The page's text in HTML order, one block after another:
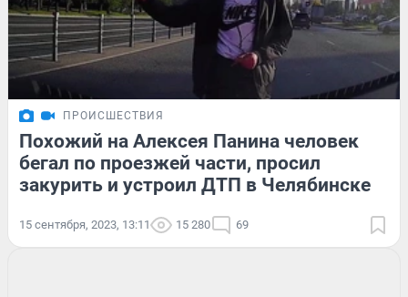
ПРОИСШЕСТВИЯ
Похожий на Алексея Панина человек
бегал по проезжей части, просил
закурить и устроил ДТП в Челябинске
15 сентября, 2023, 13:11 15 280 69